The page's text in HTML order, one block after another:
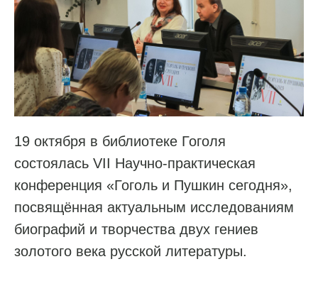
19 октября в библиотеке Гоголя
состоялась VII Научно-практическая
конференция «Гоголь и Пушкин сегодня»,
посвящённая актуальным исследованиям
биографий и творчества двух гениев
золотого века русской литературы.